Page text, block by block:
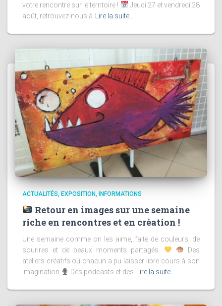
votre rencontre sur le territoire !
Jeudi 27 et vendredi 28
août, retrouvez-nous à
Lire la suite…
ACTUALITÉS EXPOSITION INFORMATIONS
Retour en images sur une semaine
riche en rencontres et en création !
Une semaine comme on les aime, faite de couleurs, de
sourires et de beaux moments partagés.
Des
ateliers créatifs où chacun a pu laisser libre cours à son
imagination.
Des podcasts et des Lire la suite…